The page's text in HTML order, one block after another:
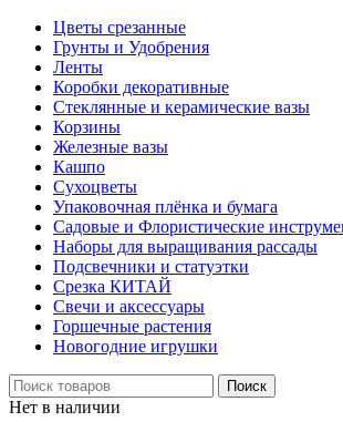
Цветы срезанные
Грунты и Удобрения
Ленты
Коробки декоративные
Стеклянные и керамические вазы
Корзины
Железные вазы
Кашпо
Сухоцветы
Упаковочная плёнка и бумага
Садовые и Флористические
Наборы для выращивания рассады
Подсвечники и статуэтки
Срезка КИТАЙ
Свечи и аксессуары
Горшечные растения
Новогодние игрушки
Поиск
Нет в наличии